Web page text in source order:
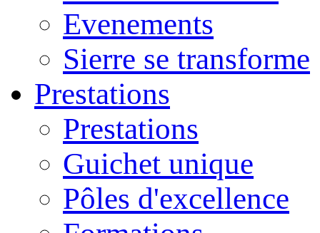
Evenements
Sierre se transforme
Prestations
Prestations
Guichet unique
Pôles d'excellence